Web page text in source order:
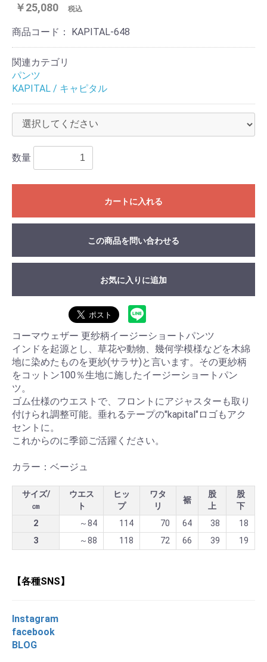
￥25,080 税込
商品コード： KAPITAL-648
関連カテゴリ
パンツ
KAPITAL / キャピタル
数量
カートに入れる
この商品を問い合わせる
お気に入りに追加
コーマウェザー 更纱柄イージーショートパンツ
インドを起源とし、草花や動物、幾何学模様などを木綿
地に染めたものを更紗(サラサ)と言います。その更紗柄
をコットン100％生地に施したイージーショートパン
ツ。
ゴム仕様のウエストで、フロントにアジャスターも取り
付けられ調整可能。垂れるテープの"kapital"ロゴもアク
セントに。
これからのに季節ご活躍ください。
カラー：ベージュ
サイズ/
㎝
ウエス
ト
ヒッ
プ
ワタ
リ
裾
股
上
股
下
2
～84 114 70 64 38
18
3
～88 118 72 66 39 19
【各種SNS】
Instagram
facebook
BLOG